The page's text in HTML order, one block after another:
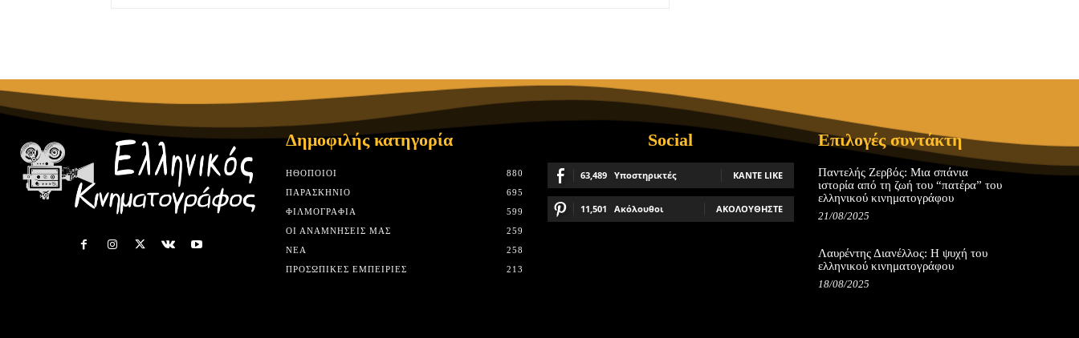
Δημοφιλής κατηγορία
HΘΟΠΟΙΟΊ
880
ΠΑΡΑΣΚΉΝΙΟ
695
ΦΙΛΜΟΓΡΑΦΊΑ
599
ΟΙ ΑΝΑΜΝΉΣΕΙΣ ΜΑΣ
259
ΝΈΑ
258
ΠΡΟΣΩΠΙΚΈΣ ΕΜΠΕΙΡΊΕΣ
213
Social
63,489 Υποστηρικτές ΚΆΝΤΕ LIKE
11,501 Ακόλουθοι ΑΚΟΛΟΥΘΉΣΤΕ
Επιλογές συντάκτη
Παντελής Ζερβός: Μια σπάνια
ιστορία από τη ζωή του “πατέρα” του
ελληνικού κινηματογράφου
21/08/2025
Λαυρέντης Διανέλλος: Η ψυχή του
ελληνικού κινηματογράφου
18/08/2025